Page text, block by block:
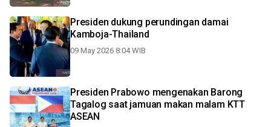
Presiden dukung perundingan damai
Kamboja-Thailand
09 May 2026 8:04 WIB
Presiden Prabowo mengenakan Barong
Tagalog saat jamuan makan malam KTT
ASEAN